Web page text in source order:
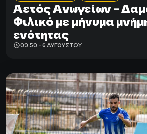
Αετός Ανωγείων –
Φιλικό με μήνυμα
ενότητας
09:50 - 6 ΑΥΓΟΎΣΤΟΥ